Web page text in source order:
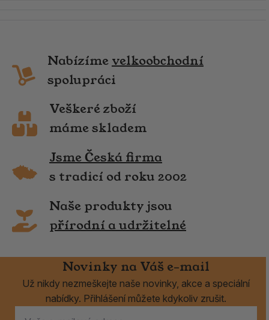
Nabízíme velkoobchodní
spolupráci
Veškeré zboží
máme skladem
Jsme Česká firma
s tradicí od roku 2002
Naše produkty jsou
přírodní a udržitelné
Novinky na Váš e-mail
Už nikdy nezmeškejte naše novinky, akce a speciální
nabídky. Přihlášení můžete kdykoliv zrušit.